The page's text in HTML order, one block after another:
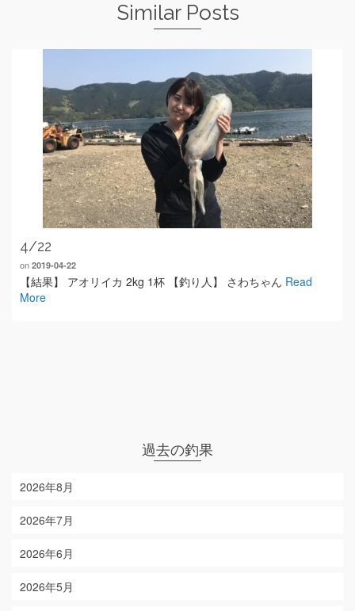
Similar Posts
4/22
on 2019-04-22
【結果】 アオリイカ 2kg 1杯 【釣り人】 さわちゃん Read
More
過去の釣果
2026年8月
2026年7月
2026年6月
2026年5月